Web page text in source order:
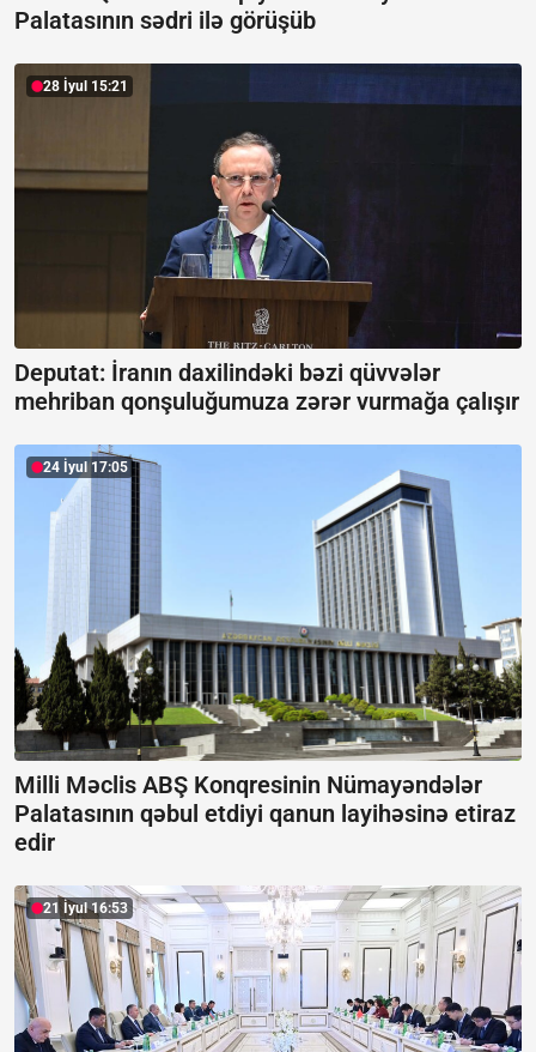
Palatasının sədri ilə görüşüb
28 İyul 15:21
Deputat: İranın daxilindəki bəzi qüvvələr
mehriban qonşuluğumuza zərər vurmağa çalışır
24 İyul 17:05
Milli Məclis ABŞ Konqresinin Nümayəndələr
Palatasının qəbul etdiyi qanun layihəsinə etiraz
edir
21 İyul 16:53